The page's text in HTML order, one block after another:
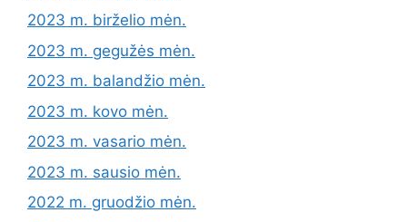
2023 m. birželio mėn.
2023 m. gegužės mėn.
2023 m. balandžio mėn.
2023 m. kovo mėn.
2023 m. vasario mėn.
2023 m. sausio mėn.
2022 m. gruodžio mėn.